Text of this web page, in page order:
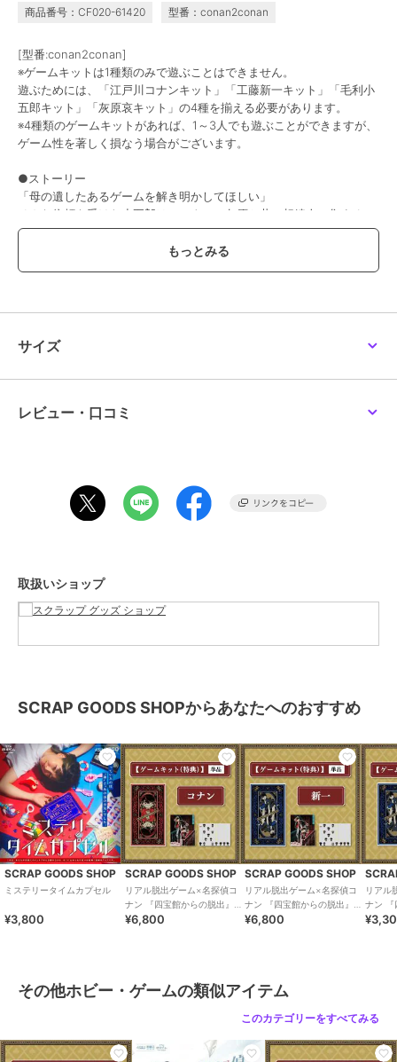
商品番号：CF020-61420 型番：conan2conan
[型番:conan2conan]
※ゲームキットは1種類のみで遊ぶことはできません。
遊ぶためには、「江戸川コナンキット」「工藤新一キット」「毛利小
五郎キット」「灰原哀キット」の4種を揃える必要があります。
※4種類のゲームキットがあれば、1～3人でも遊ぶことができますが、
ゲーム性を著しく損なう場合がございます。
●ストーリー
「母の遺したあるゲームを解き明かしてほしい」
そんな依頼を受けた小五郎は、コナン、灰原と共に相続人の集まる
「四宝館」を訪れる。
遺産を相続できるのは、どうやら4姉弟のうち最初にゲームをクリア
した1人だけ。
「コナン脱出」が自宅で遊べるゲームで登場!
ショップ スクラップ グッズ ショップ
カラー
サイズ フリー
サイズ
レビュー・口コミ
取扱いショップ
SCRAP GOODS SHOPからあなたへのおすすめ
SCRAP GOODS SHOP
ミステリータイムカプセル
¥3,800
SCRAP GOODS SHOP
リアル脱出ゲーム×名探偵コ
ナン 『四宝館からの脱出』キ
ット 江戸川コナン（特典）
¥6,800
SCRAP GOODS SHOP
リアル脱出ゲーム×名探偵コ
ナン 『四宝館からの脱出』キ
ット_工藤新一（特典）
¥6,800
リアル
ナン 『
ット 工
その他ホビー・ゲームの類似アイテム
このカテゴリーをすべてみる